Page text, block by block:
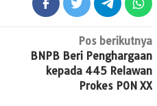
Pos berikutnya
BNPB Beri Penghargaan
kepada 445 Relawan
Prokes PON XX